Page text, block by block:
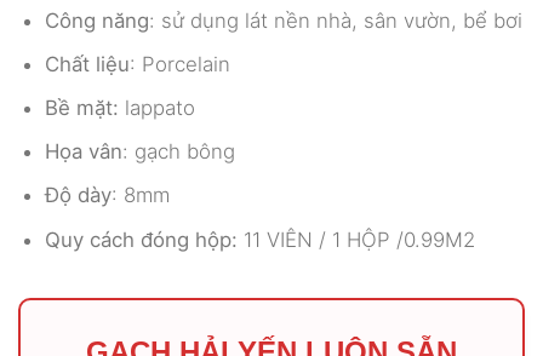
Công năng: sử dụng lát nền nhà, sân vườn, bể bơi
Chất liệu: Porcelain
Bề mặt: lappato
Họa vân: gạch bông
Độ dày: 8mm
Quy cách đóng hộp: 11 VIÊN / 1 HỘP /0.99M2